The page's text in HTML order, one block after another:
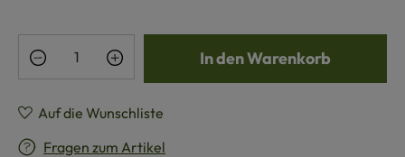
Produkt Anzahl: Gib den gewünschten
In den Warenkorb
Auf die Wunschliste
Fragen zum Artikel